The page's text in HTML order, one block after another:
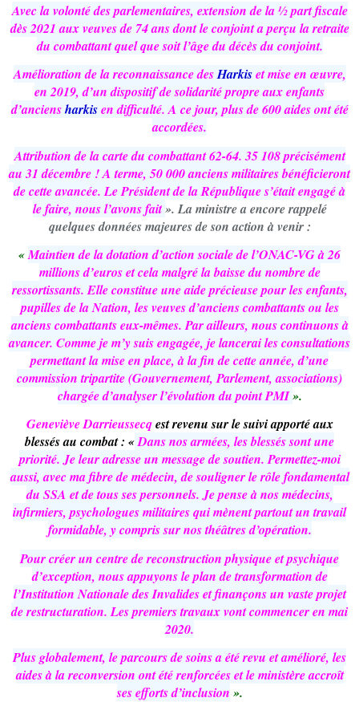
Avec la volonté des parlementaires, extension de la ½ part fiscale
dès 2021 aux veuves de 74 ans dont le conjoint a perçu la retraite
du combattant quel que soit l’âge du décès du conjoint.
Amélioration de la reconnaissance desHarkiset mise en œuvre,
en 2019, d’un dispositif de solidarité propre aux enfants
d’anciensharkisen difficulté. A ce jour, plus de 600 aides ont été
accordées.
Attribution de la carte du combattant 62-64. 35 108 précisément
au 31 décembre ! A terme, 50 000 anciens militaires bénéficieront
de cette avancée. Le Président de la République s’était engagé à
le faire, nous l’avons fait ». La ministre a encore rappelé
quelques données majeures de son action à venir :
«Maintien de la dotation d’action sociale de l’ONAC-VG à 26
millions d’euros et cela malgré la baisse du nombre de
ressortissants. Elle constitue une aide précieuse pour les enfants,
pupilles de la Nation, les veuves d’anciens combattants ou les
anciens combattants eux-mêmes. Par ailleurs, nous continuons à
avancer. Comme je m’y suis engagée, je lancerai les consultations
permettant la mise en place, à la fin de cette année, d’une
commission tripartite (Gouvernement, Parlement, associations)
chargée d’analyser l’évolution du point PMI».
Geneviève Darrieussecq est revenu sur le suivi apporté aux
blessés au combat : «Dans nos armées, les blessés sont une
priorité. Je leur adresse un message de soutien. Permettez-moi
aussi, avec ma fibre de médecin, de souligner le rôle fondamental
du SSA et de tous ses personnels. Je pense à nos médecins,
infirmiers, psychologues militaires qui mènent partout un travail
formidable, y compris sur nos théâtres d’opération.
Pour créer un centre de reconstruction physique et psychique
d’exception, nous appuyons le plan de transformation de
l’Institution Nationale des Invalides et finançons un vaste projet
de restructuration. Les premiers travaux vont commencer en mai
2020.
Plus globalement, le parcours de soins a été revu et amélioré, les
aides à la reconversion ont été renforcées et le ministère accroît
ses efforts d’inclusion ».